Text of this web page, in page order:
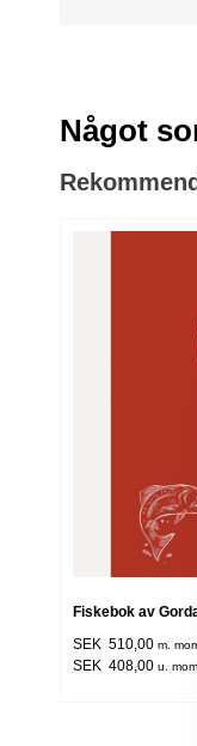
Något
Fiskebok av
SEK 510,00 m.
SEK 408,00 u.